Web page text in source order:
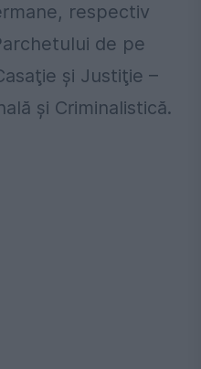
respectiv
de pe
şi Justiţie –
și Criminalistică.